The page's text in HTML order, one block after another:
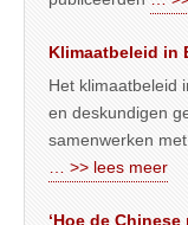
Klimaatbeleid in
Het klimaatbeleid
en deskundigen
samenwerken
… >> lees meer
‘Hoe de